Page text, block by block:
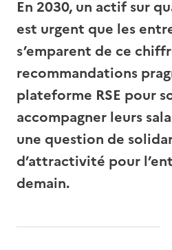
En 2030, un actif sur
est urgent que les
s’emparent de ce
recommandations
plateforme RSE pour
accompagner leurs
une question de
d’attractivité pour
demain.